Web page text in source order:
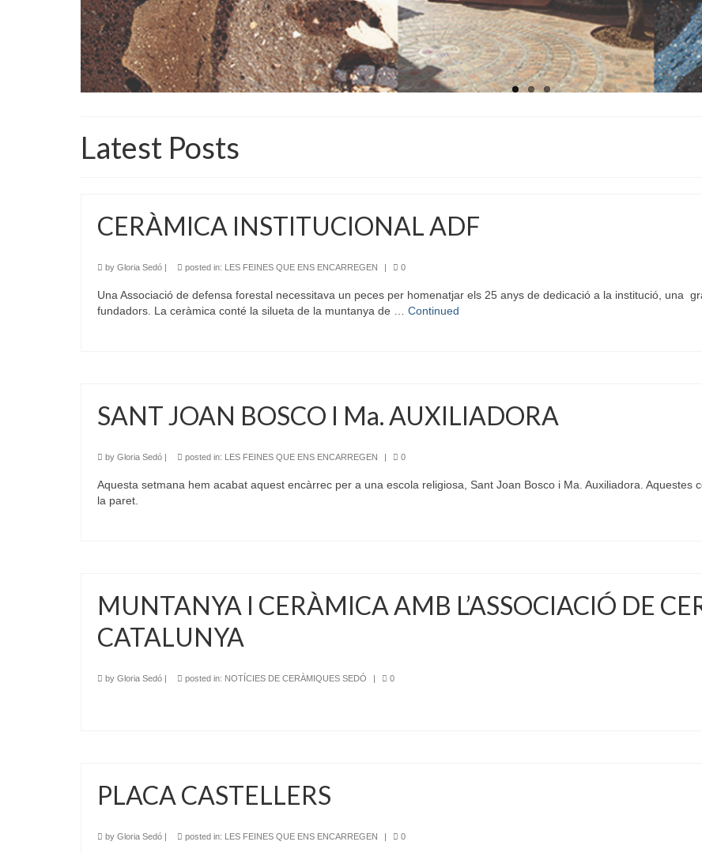
Latest Posts
CERÀMICA INSTITUCIONAL ADF
by Gloria Sedó | posted in: LES FEINES QUE ENS ENCARREGEN | 0
Una Associació de defensa forestal necessitava un peces per homenatjar els 25 anys de dedicació a la institució, una
fundadors. La ceràmica conté la silueta de la muntanya de … Continued
SANT JOAN BOSCO I Ma. AUXILIADORA
by Gloria Sedó | posted in: LES FEINES QUE ENS ENCARREGEN | 0
Aquesta setmana hem acabat aquest encàrrec per a una escola religiosa, Sant Joan Bosco i Ma. Auxiliadora. Aquestes
la paret.
MUNTANYA I CERÀMICA AMB L’ASSOCIACIÓ DE
CATALUNYA
by Gloria Sedó | posted in: NOTÍCIES DE CERÀMIQUES SEDÓ | 0
PLACA CASTELLERS
by Gloria Sedó | posted in: LES FEINES QUE ENS ENCARREGEN | 0